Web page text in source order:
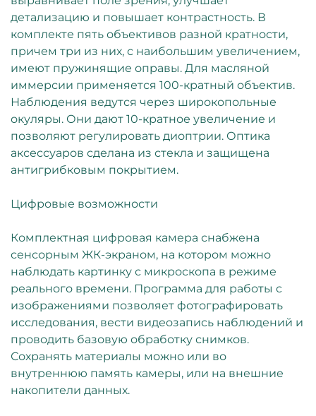
детализацию и повышает контрастность. В
комплекте пять объективов разной кратности,
причем три из них, с наибольшим увеличением,
имеют пружинящие оправы. Для масляной
иммерсии применяется 100-кратный объектив.
Наблюдения ведутся через широкопольные
окуляры. Они дают 10-кратное увеличение и
позволяют регулировать диоптрии. Оптика
аксессуаров сделана из стекла и защищена
антигрибковым покрытием.
Цифровые возможности
Комплектная цифровая камера снабжена
сенсорным ЖК-экраном, на котором можно
наблюдать картинку с микроскопа в режиме
реального времени. Программа для работы с
изображениями позволяет фотографировать
исследования, вести видеозапись наблюдений и
проводить базовую обработку снимков.
Сохранять материалы можно или во
внутреннюю память камеры, или на внешние
накопители данных.